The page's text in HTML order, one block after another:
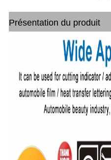
Présentation du produit